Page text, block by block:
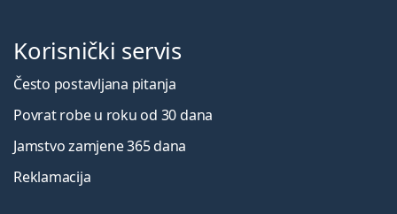
Korisnički servis
Često postavljana pitanja
Povrat robe u roku od 30 dana
Jamstvo zamjene 365 dana
Reklamacija